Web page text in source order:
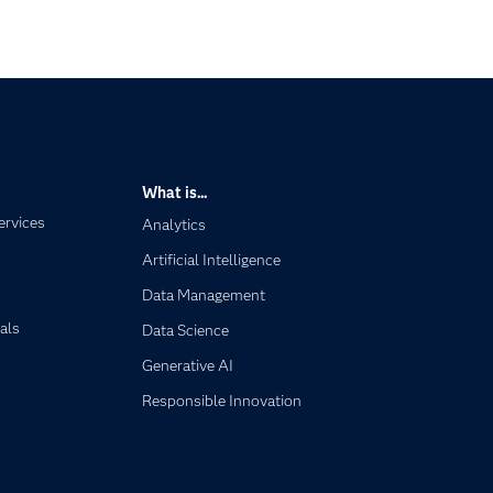
What is...
Analytics
Artificial Intelligence
Data Management
Data Science
Generative AI
Responsible Innovation